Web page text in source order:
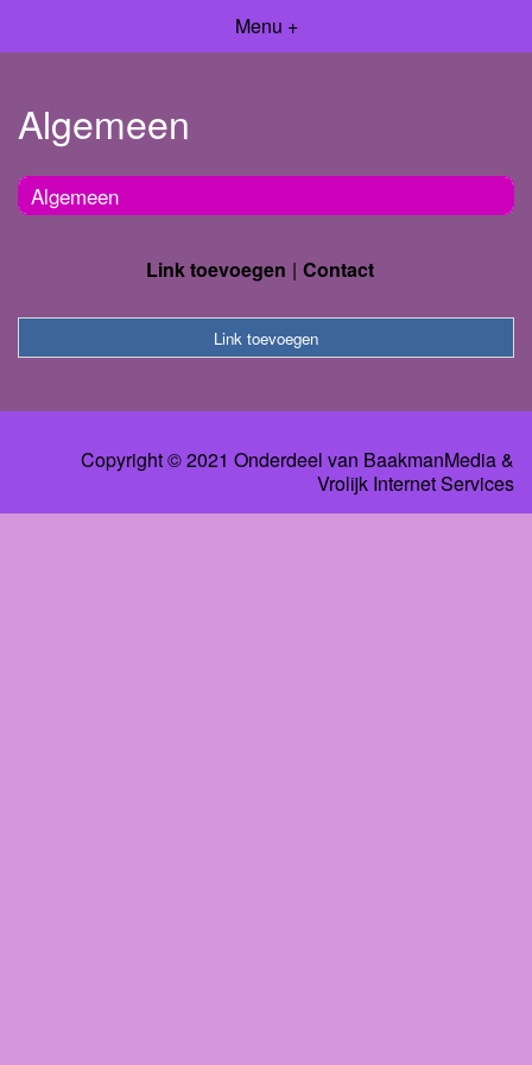
Menu +
Algemeen
Algemeen
Link toevoegen Contact
Link toevoegen
Copyright © 2021 Onderdeel van BaakmanMedia&
Vrolijk Internet Services